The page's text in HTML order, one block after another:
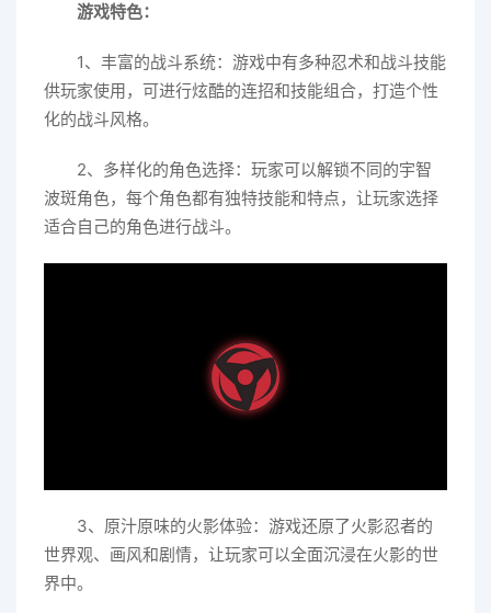
游戏特色：
1、丰富的战斗系统：游戏中有多种忍术和战斗技能
供玩家使用，可进行炫酷的连招和技能组合，打造个性
化的战斗风格。
2、多样化的角色选择：玩家可以解锁不同的宇智
波斑角色，每个角色都有独特技能和特点，让玩家选择
适合自己的角色进行战斗。
3、原汁原味的火影体验：游戏还原了火影忍者的
世界观、画风和剧情，让玩家可以全面沉浸在火影的世
界中。